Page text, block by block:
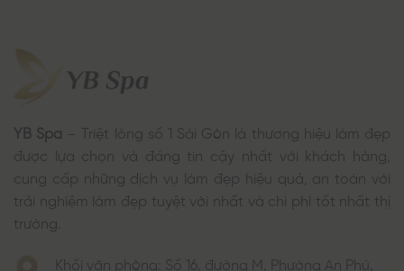
YB Spa – Triệt lông số 1 Sài Gòn là thương hiệu làm đẹp
được lựa chọn và đáng tin cậy nhất với khách hàng,
cung cấp những dịch vụ làm đẹp hiệu quả, an toàn với
trải nghiệm làm đẹp tuyệt vời nhất và chi phí tốt nhất thị
trường.
Khối văn phòng: Số 16, đường M, Phường An Phú,